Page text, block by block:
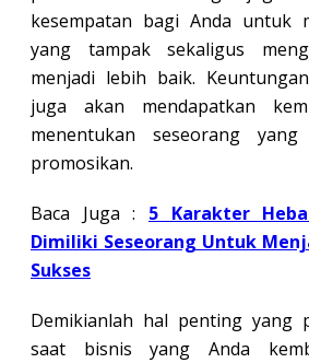
kesempatan bagi Anda untuk
yang tampak sekaligus
menjadi lebih baik.
juga akan mendapatkan
menentukan seseorang
promosikan.
Baca Juga : 5 Karakter
Dimiliki Seseorang Untuk
Sukses
Demikianlah hal penting yang
saat bisnis yang Anda